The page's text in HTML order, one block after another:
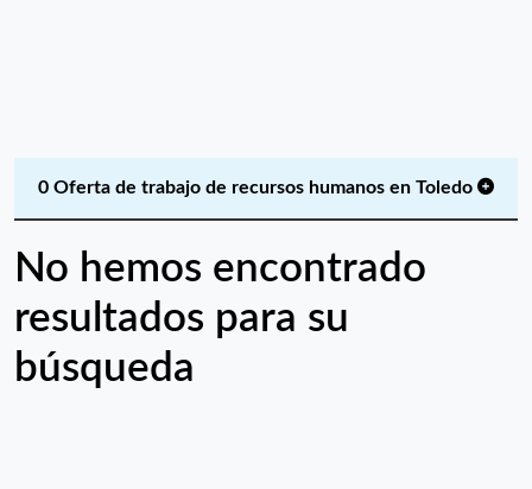
0 Oferta de trabajo de recursos humanos en Toledo
No hemos encontrado
resultados para su
búsqueda